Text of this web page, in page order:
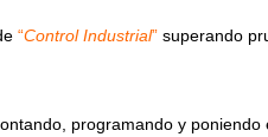
“Control Industrial” superando
programando y poniendo